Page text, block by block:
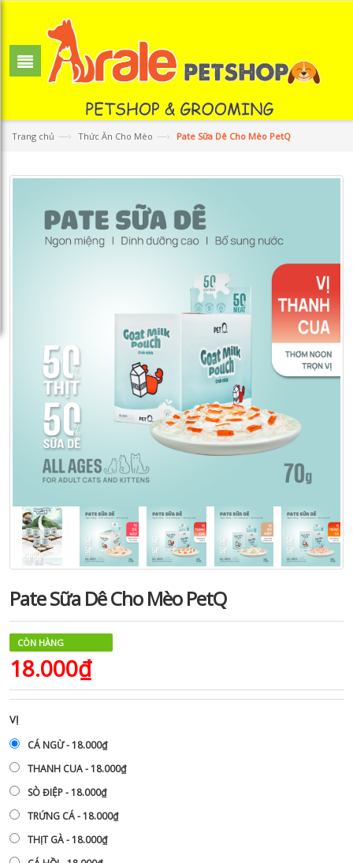
Trang chủ —› Thức Ăn Cho Mèo —› Pate Sữa Dê Cho Mèo PetQ
Pate Sữa Dê Cho Mèo PetQ
CÒN HÀNG
18.000₫
VỊ
CÁ NGỪ - 18.000₫
THANH CUA - 18.000₫
SÒ ĐIỆP - 18.000₫
TRỨNG CÁ - 18.000₫
THỊT GÀ - 18.000₫